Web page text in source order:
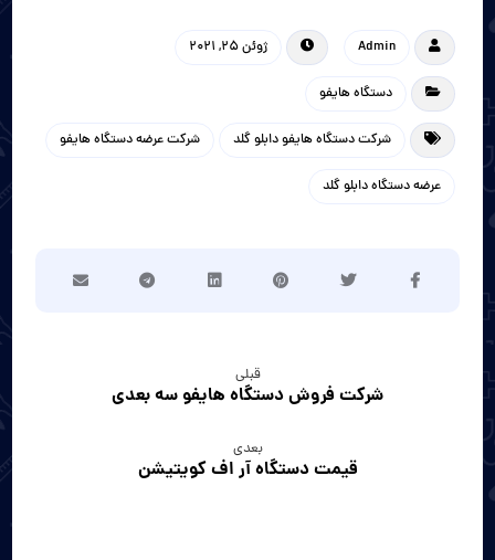
Admin ژوئن 25, 2021
دستگاه هایفو
شرکت دستگاه هایفو دابلو گلد شرکت عرضه دستگاه هایفو
عرضه دستگاه دابلو گلد
قبلی
شرکت فروش دستگاه هایفو سه بعدی
بعدی
قیمت دستگاه آر اف کویتیشن